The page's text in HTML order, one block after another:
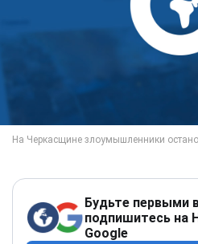
Будьте первыми
подпишитесь на
Google